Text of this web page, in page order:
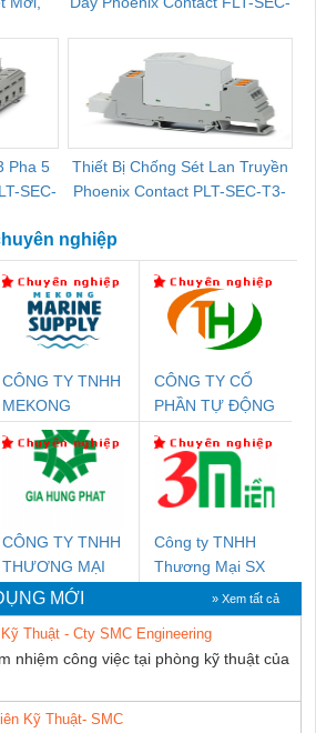
Pha 5
SEC-
Thiết Bị Chống Sét Lan Truyền
Phoenix Contact PLT-SEC-T3-
nghiệp
CÔNG TY TNHH
MEKONG
MARINE
SUPPLY
CÔNG TY CỔ
PHẦN TỰ ĐỘNG
CÔNG TY TNHH
THƯƠNG MẠI
DỊCH VỤ KỸ
THUẬT ĐIỆN CƠ
GIA HƯNG
PHÁT
Công ty TNHH
Thương Mại SX
MỚI » Xem tất cả
Thuật - Cty SMC Engineering
nhiệm công việc tại phòng kỹ thuật của
Kỹ Thuật- SMC